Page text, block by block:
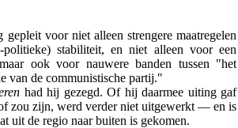
voor niet alleen strengere maatregelen
stabiliteit, en niet alleen voor een
ook voor nauwere banden tussen "het
van de communistische partij."
had hij gezegd. Of hij daarmee uiting gaf
zou zijn, werd verder niet uitgewerkt — en is
uit de regio naar buiten is gekomen.